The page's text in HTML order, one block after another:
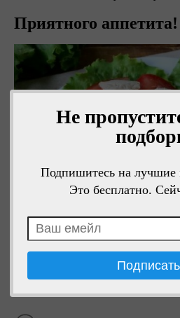
Не
Подпишитесь на лучшие
Это бесплатно.
Приятного аппетита!